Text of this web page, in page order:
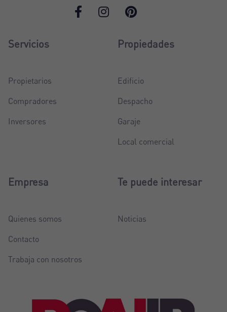
Servicios
Propietarios
Compradores
Inversores
Propiedades
Edificio
Despacho
Garaje
Local comercial
Empresa
Quienes somos
Contacto
Trabaja con nosotros
Te puede interesar
Noticias